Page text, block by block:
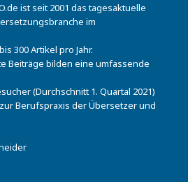
ist seit 2001 das tagesaktuelle
im
300 Artikel pro Jahr.
Beiträge bilden eine umfassende
(Durchschnitt 1. Quartal 2021)
Berufspraxis der Übersetzer und